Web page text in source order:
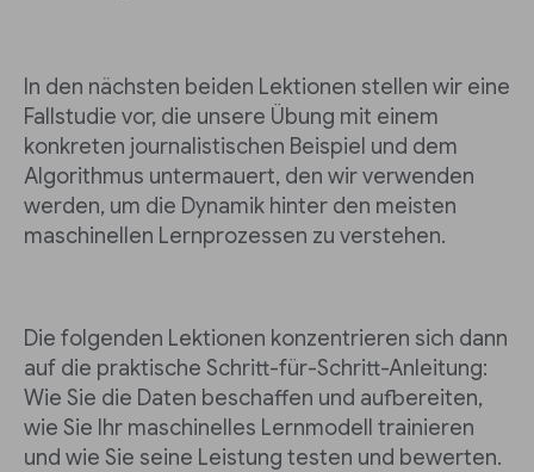
In den nächsten beiden Lektionen stellen wir eine
Fallstudie vor, die unsere Übung mit einem
konkreten journalistischen Beispiel und dem
Algorithmus untermauert, den wir verwenden
werden, um die Dynamik hinter den meisten
maschinellen Lernprozessen zu verstehen.
Die folgenden Lektionen konzentrieren sich dann
auf die praktische Schritt-für-Schritt-Anleitung:
Wie Sie die Daten beschaffen und aufbereiten,
wie Sie Ihr maschinelles Lernmodell trainieren
und wie Sie seine Leistung testen und bewerten.